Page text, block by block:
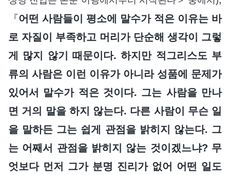
『어떤 사람들이 평소에 말수가 적은 이유는 바
로 자질이 부족하고 머리가 단순해 생각이 그렇
게 많지 않기 때문이다. 하지만 적그리스도 부
류의 사람은 이런 이유가 아니라 성품에 문제가
있어서 말수가 적은 것이다. 그는 사람을 만나
면 거의 말을 하지 않는다. 다른 사람이 무슨 일
을 말하든 그는 쉽게 관점을 밝히지 않는다. 그
는 어째서 관점을 밝히지 않는 것이겠느냐? 무
엇보다 먼저 그가 분명 진리가 없어 어떤 일도